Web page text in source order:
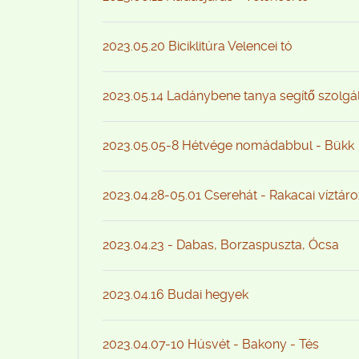
2023.05.20 Biciklitúra Velencei tó
2023.05.14 Ladánybene tanya segítő
2023.05.05-8 Hétvége nomádabbul - Bükk
2023.04.28-05.01 Cserehát - Rakacai
2023.04.23 - Dabas, Borzaspuszta, Ócsa
2023.04.16 Budai hegyek
2023.04.07-10 Húsvét - Bakony - Tés